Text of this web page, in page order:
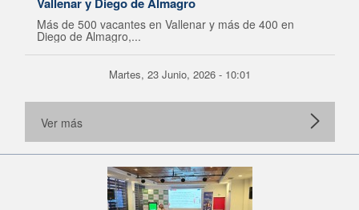
Más de 500 vacantes en Vallenar y más de 400 en
Diego de Almagro,...
Martes, 23 Junio, 2026 - 10:01
Ver más